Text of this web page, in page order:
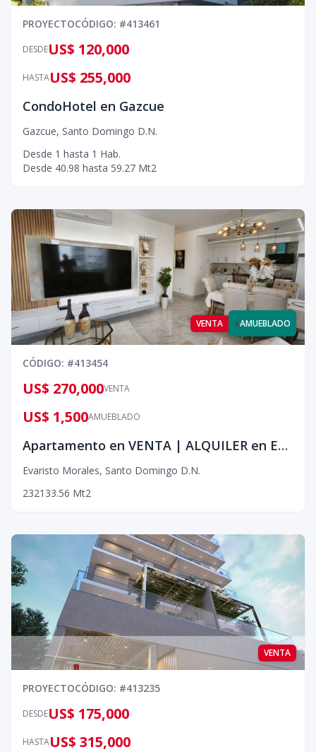
PROYECTOCÓDIGO: #413461
DESDEUS$ 120,000
HASTAUS$ 255,000
CondoHotel en Gazcue
Gazcue, Santo Domingo D.N.
Desde 1 hasta 1 Hab.
Desde 40.98 hasta 59.27 Mt2
VENTA xAMUEBLADO
CÓDIGO: #413454
VENTA
US$ 270,000
AMUEBLADO
US$ 1,500
Apartamento en VENTA | ALQUILER en Evaristo Morales
Evaristo Morales, Santo Domingo D.N.
232133.56 Mt2
VENTA
PROYECTOCÓDIGO: #413235
DESDEUS$ 175,000
HASTAUS$ 315,000